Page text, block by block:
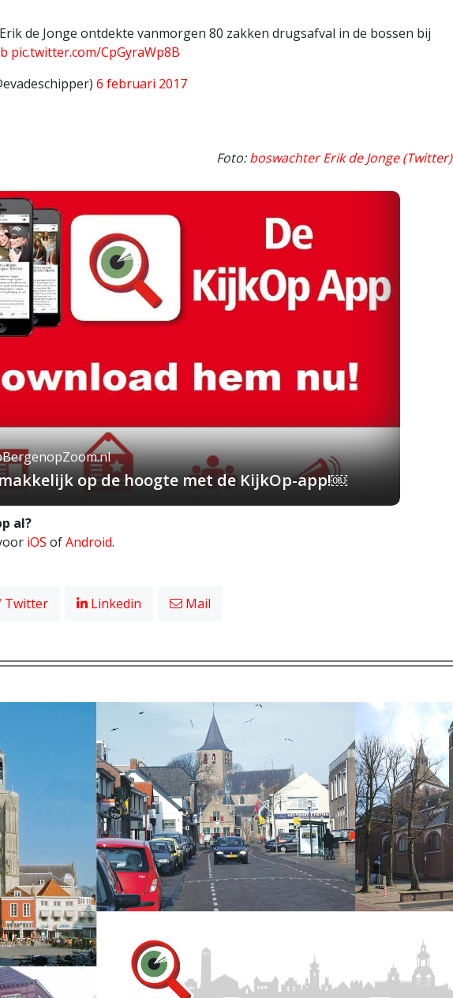
de Jonge ontdekte vanmorgen 80 zakken drugsafval in de bossen bij
pic.twitter.com/CpGyraWp8B
6 februari 2017
Foto:boswachter Erik de Jonge (Twitter)
op de hoogte met de KijkOp-app!￼
al?
iOS ofAndroid.
Twitter Linkedin Mail